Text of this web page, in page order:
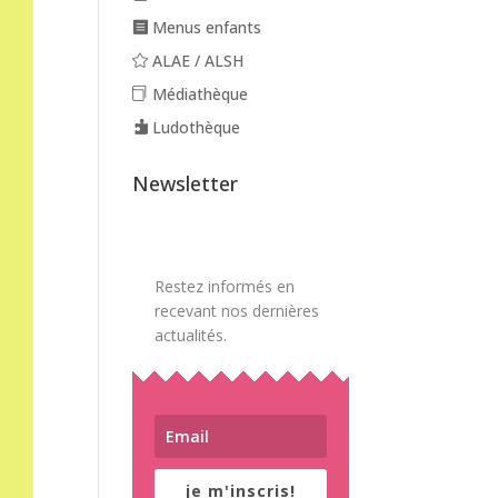
Menus enfants
ALAE / ALSH
Médiathèque
Ludothèque
Newsletter
Restez informés en
recevant nos dernières
actualités.
je m'inscris!